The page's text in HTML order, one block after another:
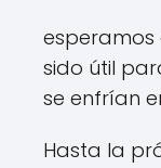
esperamos
sido útil
se enfrían
Hasta la